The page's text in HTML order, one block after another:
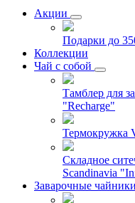
Акции
Подарки до
Коллекции
Чай с собой
Тамблер для
"Recharge"
Термокружка
Складное
Scandinavia
Заварочные чайники